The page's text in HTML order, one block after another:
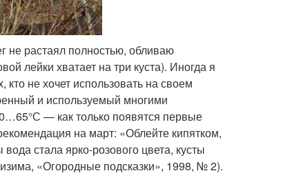
не растаял полностью, обливаю
лейки хватает на три куста). Иногда я
не хочет использовать на своем
и используемый многими
— как только появятся первые
на март: «Облейте кипятком,
стала ярко-розового цвета, кусты
«Огородные подсказки», 1998, № 2).